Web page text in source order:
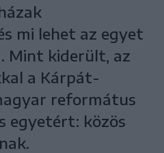
mi lehet az egyet
Mint kiderült, az
a Kárpát-
református
egyetért: közös